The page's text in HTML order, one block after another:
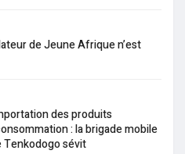
de Jeune Afrique n’est
des produits
: la brigade mobile
Tenkodogo sévit